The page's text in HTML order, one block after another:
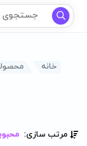
خانه محصولات
مرتب سازی: